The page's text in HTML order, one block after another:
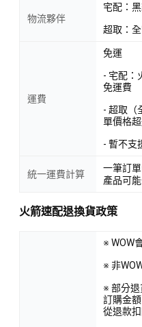
物流夥伴
宅配：
超取：
運費
免運
- 宅配：
免運費
- 超取（
單價格
- 暫不支
統一運費計算
一筆訂
產品可
火箭速配退換貨政策
※ WOW
※ 非
※ 部分
訂購金
從退款